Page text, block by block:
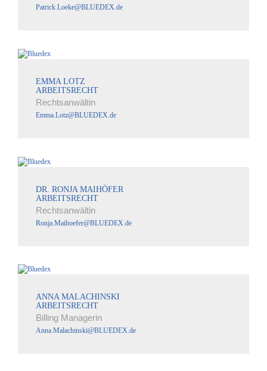
Patrick.Loeke@BLUEDEX.de
EMMA LOTZ
ARBEITSRECHT
Rechtsanwältin
Emma.Lotz@BLUEDEX.de
DR. RONJA MAIHÖFER
ARBEITSRECHT
Rechtsanwältin
Ronja.Maihoefer@BLUEDEX.de
ANNA MALACHINSKI
ARBEITSRECHT
Billing Managerin
Anna.Malachinski@BLUEDEX.de